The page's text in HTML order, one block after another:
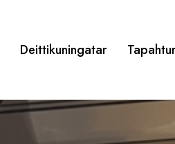
Deittikuningatar